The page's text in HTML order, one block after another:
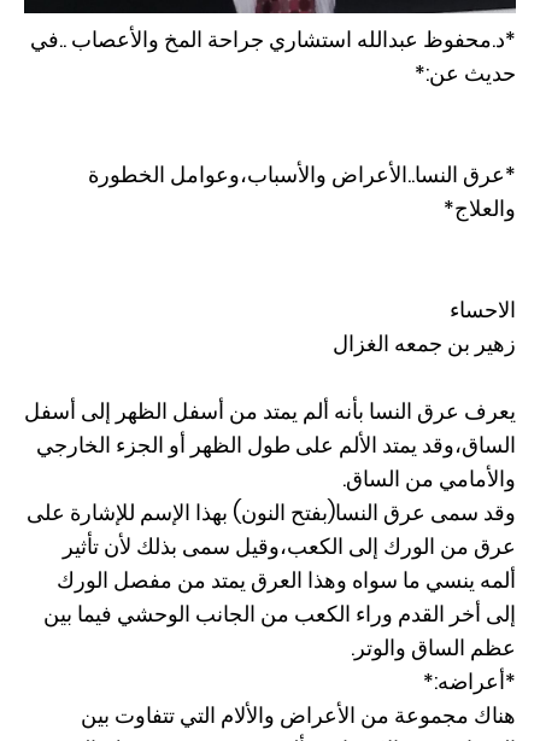
*د.محفوظ عبدالله استشاري جراحة المخ والأعصاب ..في
حديث عن:*
*عرق النسا..الأعراض والأسباب،وعوامل الخطورة
والعلاج*
الاحساء
زهير بن جمعه الغزال
يعرف عرق النسا بأنه ألم يمتد من أسفل الظهر إلى أسفل
الساق،وقد يمتد الألم على طول الظهر أو الجزء الخارجي
والأمامي من الساق.
وقد سمى عرق النسا(بفتح النون) بهذا الإسم للإشارة على
عرق من الورك إلى الكعب،وقيل سمى بذلك لأن تأثير
ألمه ينسي ما سواه وهذا العرق يمتد من مفصل الورك
إلى أخر القدم وراء الكعب من الجانب الوحشي فيما بين
عظم الساق والوتر.
*أعراضه:*
هناك مجموعة من الأعراض والألام التي تتفاوت بين